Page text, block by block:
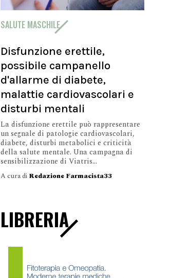
SALUTE MASCHILE
Disfunzione erettile,
possibile campanello
d'allarme di diabete,
malattie cardiovascolari e
disturbi mentali
La disfunzione erettile può rappresentare
un segnale di patologie cardiovascolari,
diabete, disturbi metabolici e criticità
della salute mentale. Una campagna di
sensibilizzazione di Viatris...
A cura di Redazione Farmacista33
LIBRERIA